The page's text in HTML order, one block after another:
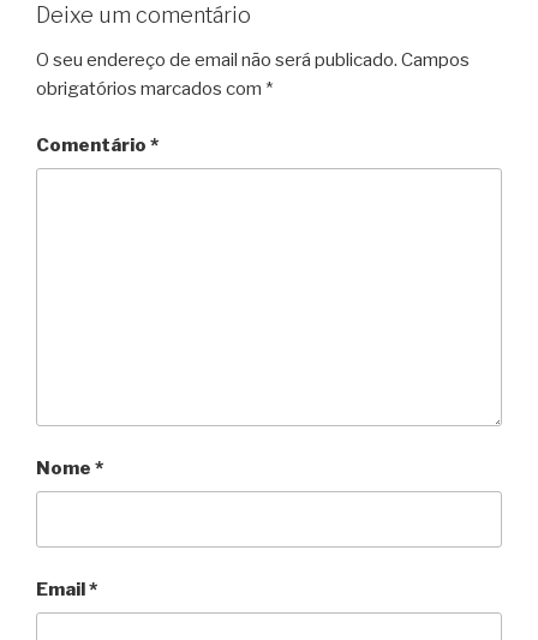
Deixe um comentário
O seu endereço de email não será publicado. Campos
obrigatórios marcados com *
Comentário *
Nome *
Email*